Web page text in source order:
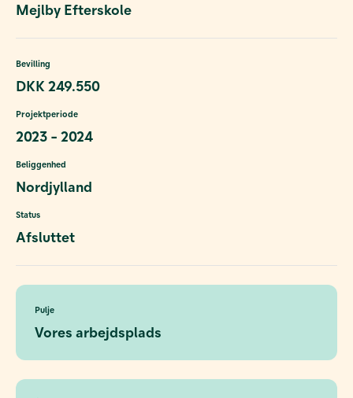
Mejlby Efterskole
Bevilling
DKK 249.550
Projektperiode
2023 - 2024
Beliggenhed
Nordjylland
Status
Afsluttet
Pulje
Vores arbejdsplads